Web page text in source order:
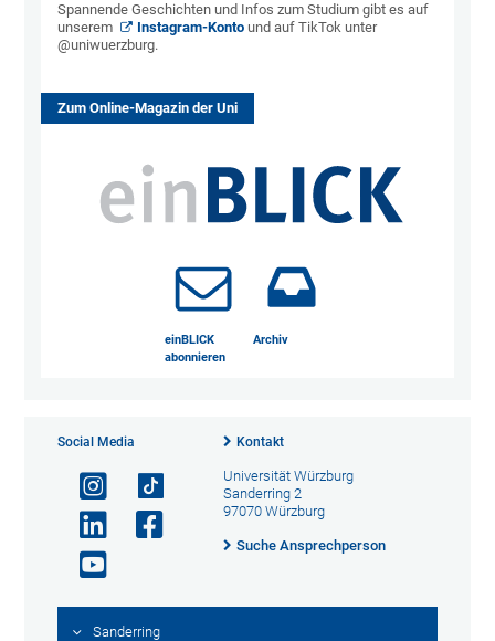
Spannende Geschichten und Infos zum Studium gibt es auf
unserem
Instagram-Konto und auf TikTok unter
@uniwuerzburg.
Zum Online-Magazin der Uni
einBLICK
abonnieren
Archiv
Social Media Kontakt
Universität Würzburg
Sanderring 2
97070 Würzburg
Suche Ansprechperson
Sanderring